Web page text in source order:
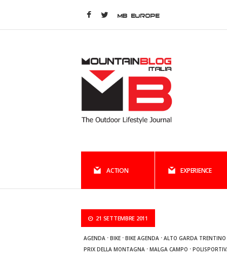
MB EUROPE
ACTION EXPERIENCE
21 SETTEMBRE 2011
AGENDA · BIKE · BIKE AGENDA · ALTO GARDA TRENTINO
PRIX DELLA MONTAGNA · MALGA CAMPO ·